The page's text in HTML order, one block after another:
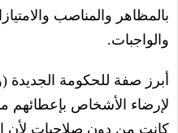
بالمظاهر والمناصب
والواجبات.
أبرز صفة للحكومة
لإرضاء الأشخاص بإعطائهم
كانت من دون صلاحيات لأن